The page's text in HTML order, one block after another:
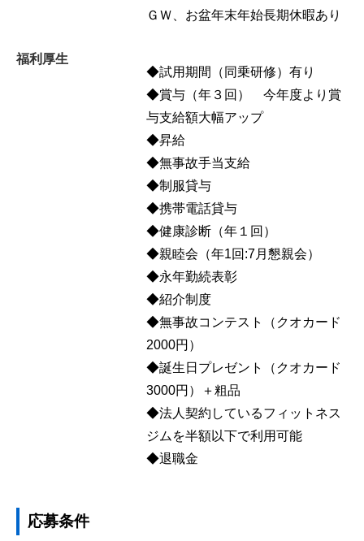
ＧＷ、お盆年末年始長期休暇あり
福利厚生
◆試用期間（同乗研修）有り
◆賞与（年３回） 今年度より賞
与支給額大幅アップ
◆昇給
◆無事故手当支給
◆制服貸与
◆携帯電話貸与
◆健康診断（年１回）
◆親睦会（年1回:7月懇親会）
◆永年勤続表彰
◆紹介制度
◆無事故コンテスト（クオカード
2000円）
◆誕生日プレゼント（クオカード
3000円）＋粗品
◆法人契約しているフィットネス
ジムを半額以下で利用可能
◆退職金
応募条件